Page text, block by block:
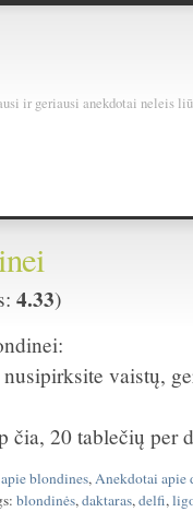
ir geriausi anekdotai neleis
4.33)
vaistų,
20 tablečių per
blondines,Anekdotai apie
blondinės,daktaras,delfi,